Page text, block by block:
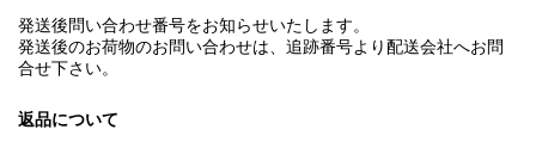
発送後問い合わせ番号をお知らせいたします。
発送後のお荷物のお問い合わせは、追跡番号より配送会社へお問
合せ下さい。
返品について